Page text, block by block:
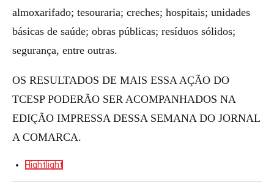
almoxarifado; tesouraria; creches; hospitais; unidades
básicas de saúde; obras públicas; resíduos sólidos;
segurança, entre outras.
OS RESULTADOS DE MAIS ESSA AÇÃO DO
TCESP PODERÃO SER ACOMPANHADOS NA
EDIÇÃO IMPRESSA DESSA SEMANA DO JORNAL
A COMARCA.
Hightlight